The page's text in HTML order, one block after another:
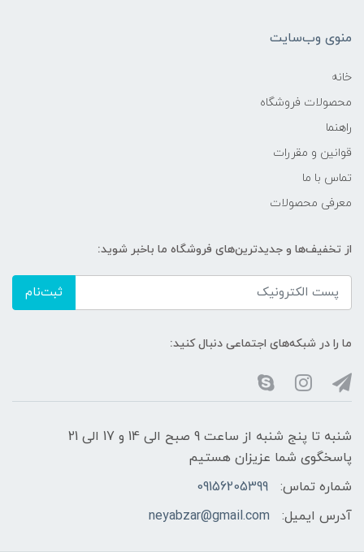
منوی وب‌سایت
خانه
محصولات فروشگاه
راهنما
قوانین و مقررات
تماس با ما
معرفی محصولات
از تخفیف‌ها و جدیدترین‌های فروشگاه ما باخبر شوید:
ثبت‌نام
ما را در شبکه‌های اجتماعی دنبال کنید:
شنبه تا پنج شنبه از ساعت 9 صبح الی 14 و 17 الی 21
پاسخگوی شما عزیزان هستیم
شماره تماس:
09156205399
آدرس ایمیل:
neyabzar@gmail.com